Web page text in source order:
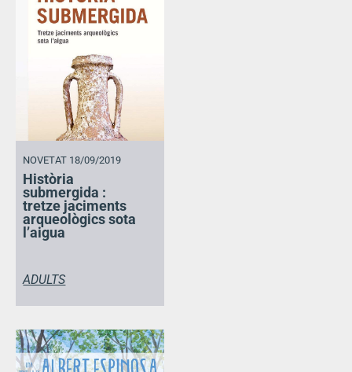
NOVETAT 18/09/2019
Història
submergida :
tretze jaciments
arqueològics sota
l’aigua
ADULTS